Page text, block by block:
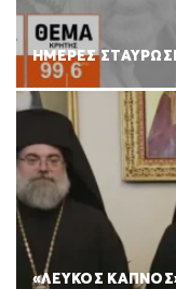
ΗΜΕΡΕΣ
«ΛΕΥΚΟΣ